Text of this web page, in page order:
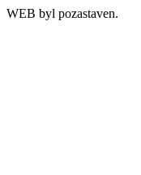
WEB byl pozastaven.